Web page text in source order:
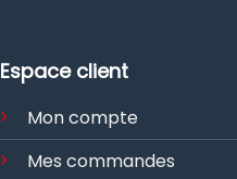
Espace client
Mon compte
Mes commandes